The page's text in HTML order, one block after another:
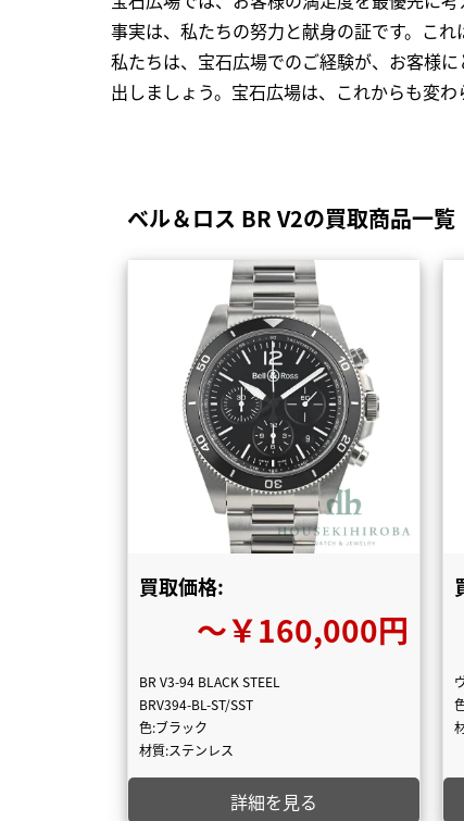
事実は、私たちの努力と献身の証です。こ
私たちは、宝石広場でのご経験が、お客様
出しましょう。宝石広場は、これからも変わ
ベル＆ロス BR V2の買取商品一覧
買取価格:
〜￥160,000円
BR V3-94 BLACK STEEL
BRV394-BL-ST/SST
色:ブラック
材質:ステンレス
詳細を見る